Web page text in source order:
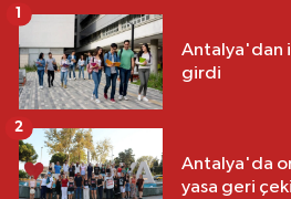
Antalya'dan
girdi
1
Antalya'da
yasa geri
2